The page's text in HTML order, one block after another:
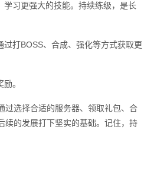
习更强大的技能。持续练级，是长
打BOSS、合成、强化等方式获取更
。
过选择合适的服务器、领取礼包、合
续的发展打下坚实的基础。记住，持